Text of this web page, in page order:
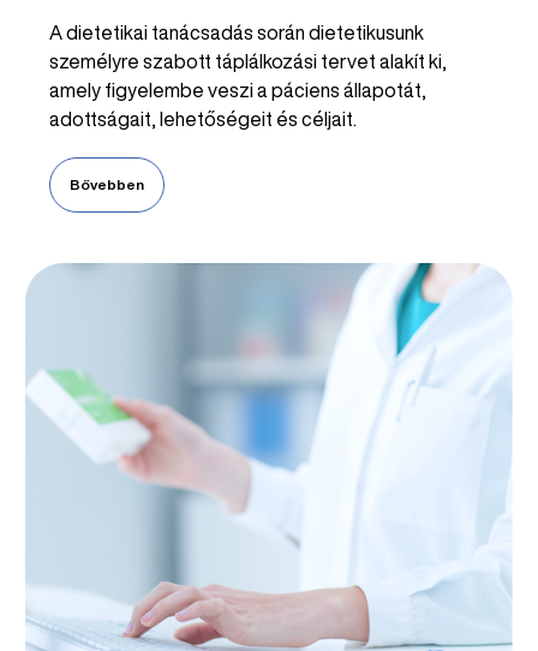
A dietetikai tanácsadás során dietetikusunk
személyre szabott táplálkozási tervet alakít ki,
amely figyelembe veszi a páciens állapotát,
adottságait, lehetőségeit és céljait.
Bővebben